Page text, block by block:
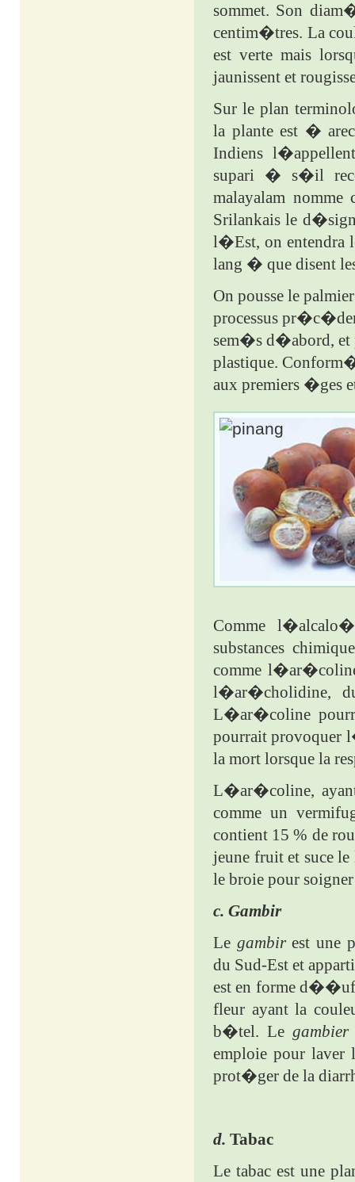
sommet. Son
centim�tres. La
est verte mais
jaunissent et
Sur le plan
la plante est �
Indiens
supari � s�il
malayalam
Srilankais le
l�Est, on entendra
lang � que disent
On pousse le
processus
sem�s d�abord, et
plastique.
aux premiers �ges
Comme
substances
comme
l�ar�cholidine,
L�ar�coline
pourrait provoquer
la mort lorsque la
L�ar�coline,
comme un
contient 15 % de
jeune fruit et suce
le broie pour
c. Gambir
Le gambirest une
du Sud-Est et
est en forme d��uf
fleur ayant la
b�tel. Legambier
emploie pour laver
prot�ger de la
d. Tabac
Le tabac est une